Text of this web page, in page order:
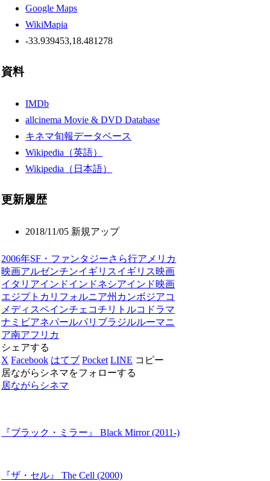
Google Maps
WikiMapia
-33.939453,18.481278
資料
IMDb
allcinema Movie & DVD Database
キネマ旬報データベース
Wikipedia（英語）
Wikipedia（日本語）
更新履歴
2018/11/05 新規アップ
2006年SF・ファンタジーさ ら行アメリカ
映画アルゼンチンイギリスイギリス映画
イタリアインドインドネシアインド映画
エジプト カリフォルニア州 カンボジアコ
メディ スペインチェコチリ トルコ ドラマ
ナミビアネパールパリ ブラジルルーマニ
ア南アフリカ
シェアする
X Facebook はてブ Pocket LINE コピー
居ながらシネマをフォローする
居ながらシネマ
『ブラック・ミラー』 Black Mirror (2011-)
『ザ・セル』 The Cell (2000)